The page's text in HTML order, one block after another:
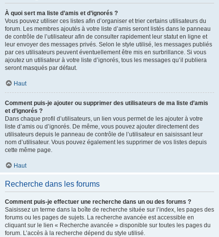
À quoi sert ma liste d’amis et d’ignorés ?
Vous pouvez utiliser ces listes afin d’organiser et trier certains utilisateurs du
forum. Les membres ajoutés à votre liste d’amis seront listés dans le panneau
de contrôle de l’utilisateur afin de consulter rapidement leur statut en ligne et
leur envoyer des messages privés. Selon le style utilisé, les messages publiés
par ces utilisateurs peuvent éventuellement être mis en surbrillance. Si vous
ajoutez un utilisateur à votre liste d’ignorés, tous les messages qu’il publiera
seront masqués par défaut.
Haut
Comment puis-je ajouter ou supprimer des utilisateurs de ma liste d’amis
et d’ignorés ?
Dans chaque profil d’utilisateurs, un lien vous permet de les ajouter à votre
liste d’amis ou d’ignorés. De même, vous pouvez ajouter directement des
utilisateurs depuis le panneau de contrôle de l’utilisateur en saisissant leur
nom d’utilisateur. Vous pouvez également les supprimer de vos listes depuis
cette même page.
Haut
Recherche dans les forums
Comment puis-je effectuer une recherche dans un ou des forums ?
Saisissez un terme dans la boîte de recherche située sur l’index, les pages des
forums ou les pages de sujets. La recherche avancée est accessible en
cliquant sur le lien « Recherche avancée » disponible sur toutes les pages du
forum. L’accès à la recherche dépend du style utilisé.